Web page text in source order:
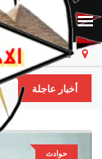
مصر الجمعة، ٧
أخبار عاجلة
البارودي تعود بـ
حوادث